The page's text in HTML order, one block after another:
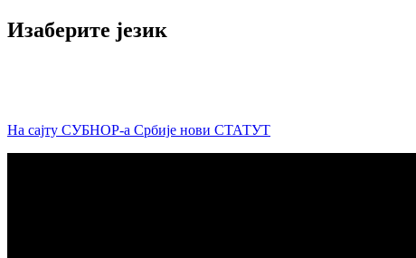
Изаберите језик
На сајту СУБНОР-а Србије нови СТАТУТ